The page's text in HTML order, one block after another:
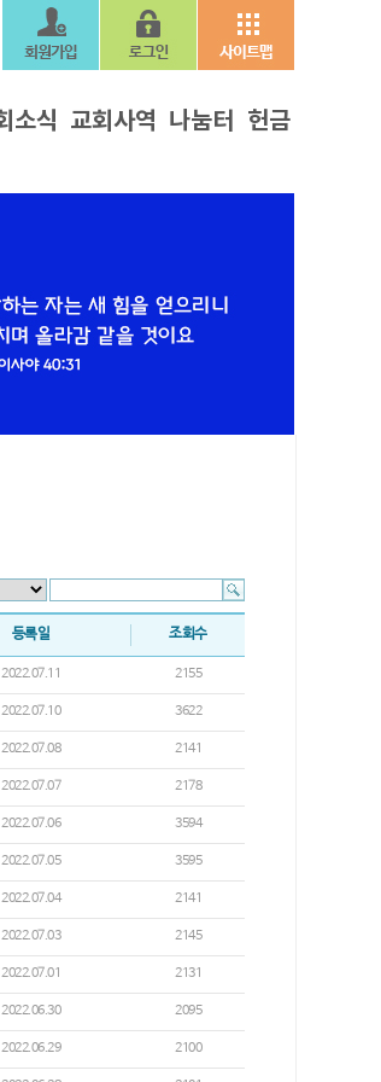
등록일 조회수
2022.07.11 2155
2022.07.10 3622
2022.07.08 2141
2022.07.07 2178
2022.07.06 3594
2022.07.05 3595
2022.07.04 2141
2022.07.03 2145
2022.07.01 2131
2022.06.30 2095
2022.06.29 2100